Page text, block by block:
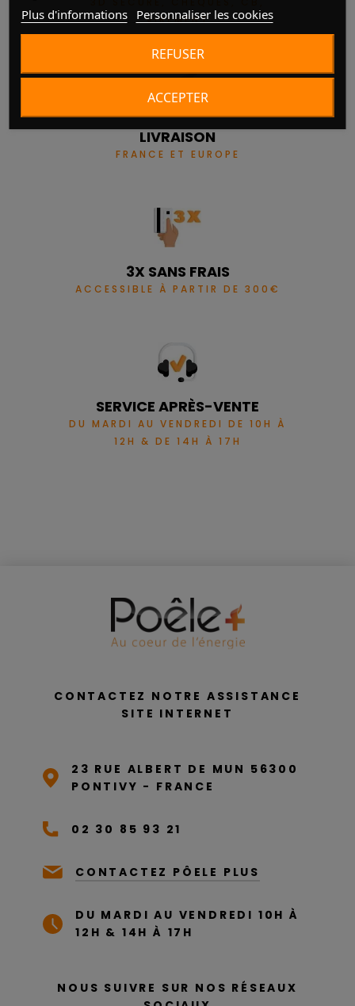
Plus d'informations Personnaliser les cookies
REFUSER
ACCEPTER
VIREMENT
LIVRAISON
FRANCE ET EUROPE
3X SANS FRAIS
ACCESSIBLE À PARTIR DE 300€
SERVICE APRÈS-VENTE
DU MARDI AU VENDREDI DE 10H À
12H & DE 14H À 17H
CONTACTEZ NOTRE ASSISTANCE
SITE INTERNET
23 RUE ALBERT DE MUN 56300
PONTIVY - FRANCE
02 30 85 93 21
CONTACTEZ PÔELE PLUS
DU MARDI AU VENDREDI 10H À
12H & 14H À 17H
NOUS SUIVRE SUR NOS RÉSEAUX